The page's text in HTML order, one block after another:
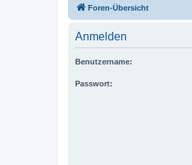
Foren-Übersicht
Anmelden
Benutzername:
Passwort: